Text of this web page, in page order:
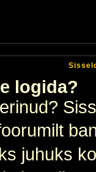
logida?
juhuks